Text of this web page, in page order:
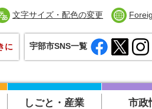
文字サイズ・配色の変更
に 宇部市SNS一覧
しごと・産業 市政